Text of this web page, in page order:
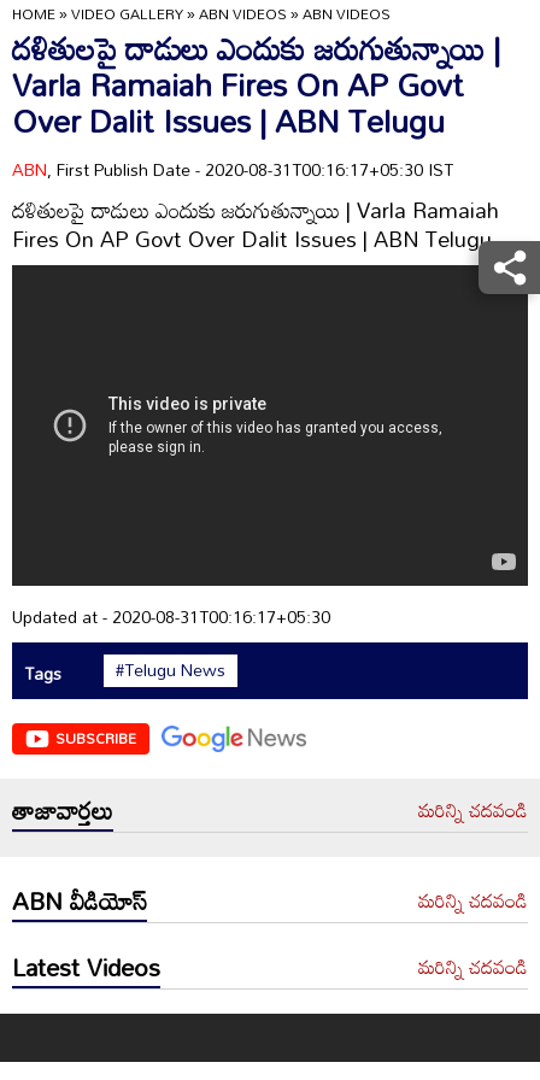
HOME»VIDEO GALLERY»ABN VIDEOS»ABN VIDEOS
దళితులపై దాడులు ఎందుకు జరుగుతున్నాయి |
Varla Ramaiah Fires On AP Govt
Over Dalit Issues | ABN Telugu
ABN, First Publish Date - 2020-08-31T00:16:17+05:30 IST
దళితులపై దాడులు ఎందుకు జరుగుతున్నాయి | Varla Ramaiah
Fires On AP Govt Over Dalit Issues | ABN Telugu
Updated at - 2020-08-31T00:16:17+05:30
Tags
#Telugu News
SUBSCRIBE
తాజావార్తలు మరిన్ని చదవండి
ABN వీడియోస్ మరిన్ని చదవండి
Latest Videos మరిన్ని చదవండి